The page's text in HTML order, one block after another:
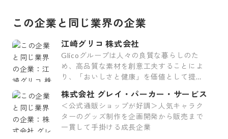
この企業と同じ業界の企業
江崎グリコ 株式会社
Glicoグループは人々の良質な暮らしのた
め、高品質な素材を創意工夫することによ
り、「おいしさと健康」を価値として提供
株式会社 グレイ・パーカー・サービス
＜公式通販ショップが好調＞人気キャラク
ターのグッズ制作を企画開発から販売まで
一貫して手掛ける成長企業